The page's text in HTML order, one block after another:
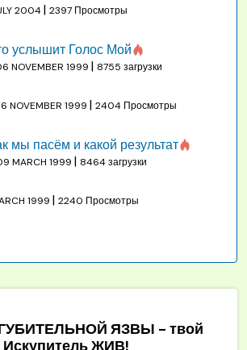
2004| 2397 Просмотры
услышит Голос Мой
NOVEMBER 1999 | 8755 загрузки
NOVEMBER 1999 | 2404 Просмотры
мы пасём и какой результат
MARCH 1999 | 8464 загрузки
1999 | 2240 Просмотры
ЯЗВЫ - твой
Искупитель ЖИВ!